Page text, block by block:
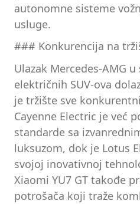
autonomne sisteme
usluge.
### Konkurencija na
Ulazak Mercedes-AMG
električnih SUV-ova
je tržište sve
Cayenne Electric je već
standarde sa
luksuzom, dok je Lotus
svojoj inovativnoj
Xiaomi YU7 GT takođe
potrošača koji traže